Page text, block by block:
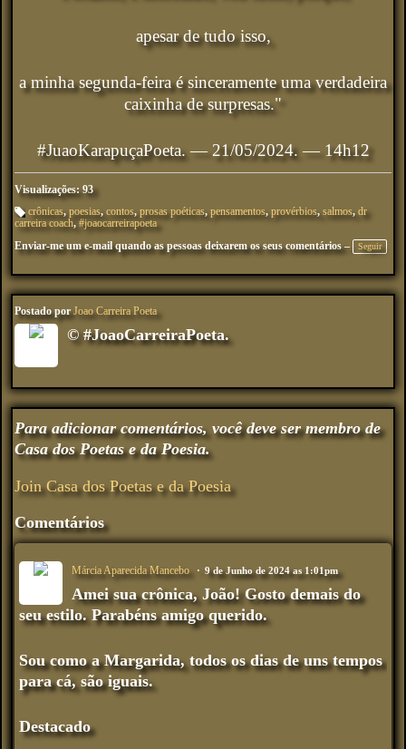
apesar de tudo isso,
a minha segunda-feira é sinceramente uma verdadeira
caixinha de surpresas."
#JuaoKarapuçaPoeta. — 21/05/2024. — 14h12
Visualizações: 93
M
ar
ca
çõ
:
crônicas, poesias, contos, prosas poéticas, pensamentos, provérbios, salmos, dr
carreira coach, #joaocarreirapoeta
Enviar-me um e-mail quando as pessoas deixarem os seus comentários –
Seguir
Postado porJoao Carreira Poeta
© #JoaoCarreiraPoeta.
Para adicionar comentários, você deve ser membro de
Casa dos Poetas e da Poesia.
Join Casa dos Poetas e da Poesia
Comentários
Márcia Aparecida Mancebo 9 de Junho de 2024 as 1:01pm
Amei sua crônica, João! Gosto demais do
seu estilo. Parabéns amigo querido.
Sou como a Margarida, todos os dias de uns tempos
para cá, são iguais.
Destacado